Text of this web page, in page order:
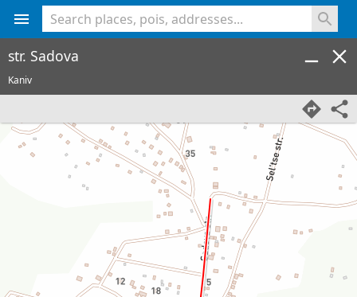
str. Sadova
Kaniv
<% console.log(hcard) %>